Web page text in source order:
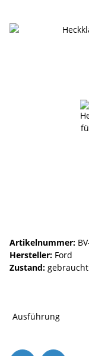
Artikelnummer:
Hersteller: Ford
Zustand: gebraucht
Ausführung